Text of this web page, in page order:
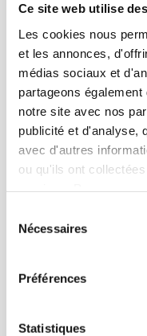
Ce site web utilise
Les cookies nous
et les annonces,
médias sociaux et
partageons
notre site avec nos
publicité et d'analyse,
avec d'autres
ou qu'ils ont
Nécessaires
Préférences
Statistiques
Les faits
Lieu Lausanne
Système Triflex BTS-P
Période des travaux
Taille 32 m²
Applicateur Borio S.A.
Rapport